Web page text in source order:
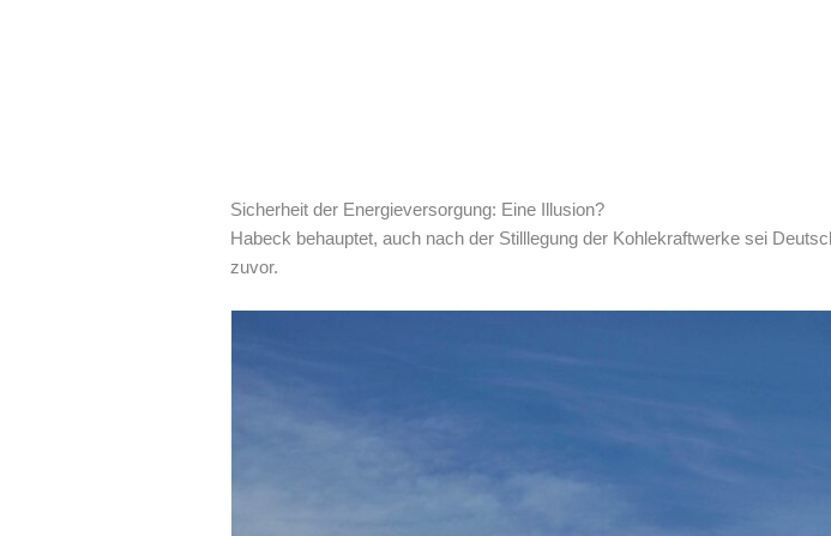
Sicherheit der Energieversorgung: Eine Illusion?
Habeck behauptet, auch nach der Stilllegung der Kohlekraftwerke sei
zuvor.